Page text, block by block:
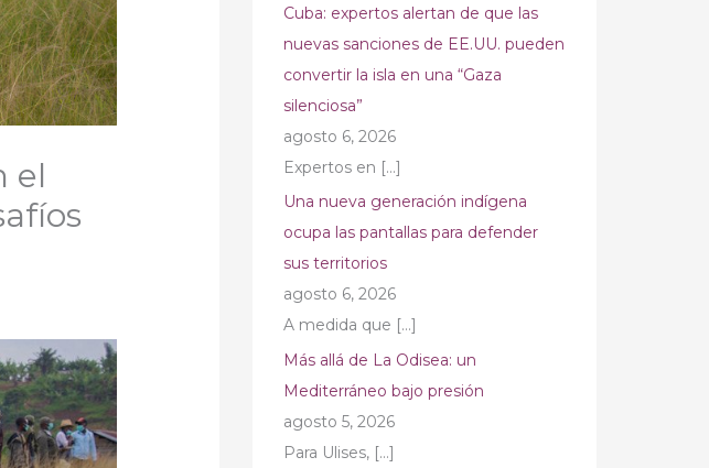
el
Cuba: expertos alertan de que las
nuevas sanciones de EE.UU. pueden
convertir la isla en una “Gaza
silenciosa”
agosto 6, 2026
Expertos en […]
Una nueva generación indígena
ocupa las pantallas para defender
sus territorios
agosto 6, 2026
A medida que […]
Más allá de La Odisea: un
Mediterráneo bajo presión
agosto 5, 2026
Para Ulises, […]